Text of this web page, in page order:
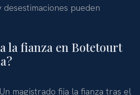
desestimaciones pueden
la fianza en Botetourt
magistrado fija la fianza tras el